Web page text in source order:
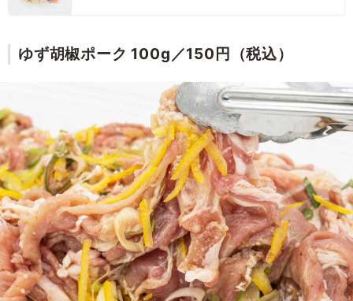
ゆず胡椒ポーク 100g／150円（税込）